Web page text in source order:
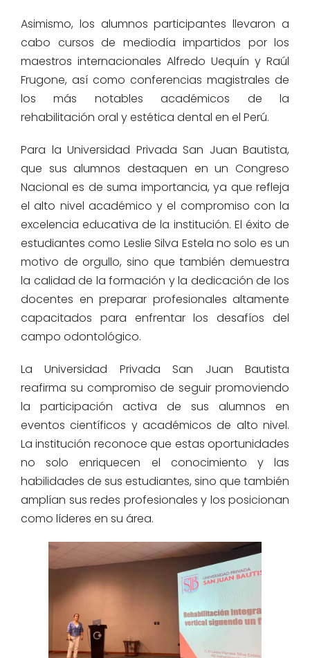
Asimismo, los alumnos participantes llevaron a
cabo cursos de mediodía impartidos por los
maestros internacionales Alfredo Uequín y Raúl
Frugone, así como conferencias magistrales de
los más notables académicos de la
rehabilitación oral y estética dental en el Perú.
Para la Universidad Privada San Juan Bautista,
que sus alumnos destaquen en un Congreso
Nacional es de suma importancia, ya que refleja
el alto nivel académico y el compromiso con la
excelencia educativa de la institución. El éxito de
estudiantes como Leslie Silva Estela no solo es un
motivo de orgullo, sino que también demuestra
la calidad de la formación y la dedicación de los
docentes en preparar profesionales altamente
capacitados para enfrentar los desafíos del
campo odontológico.
La Universidad Privada San Juan Bautista
reafirma su compromiso de seguir promoviendo
la participación activa de sus alumnos en
eventos científicos y académicos de alto nivel.
La institución reconoce que estas oportunidades
no solo enriquecen el conocimiento y las
habilidades de sus estudiantes, sino que también
amplían sus redes profesionales y los posicionan
como líderes en su área.